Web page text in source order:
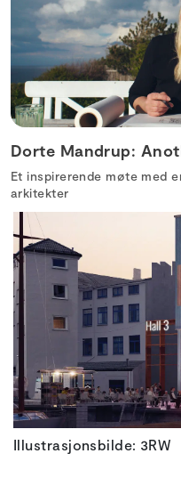
Et inspirerende møte med
arkitekter
Illustrasjonsbilde: 3RW